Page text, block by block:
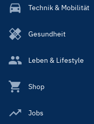
Technik & Mobilität
Gesundheit
Leben & Lifestyle
Shop
Jobs